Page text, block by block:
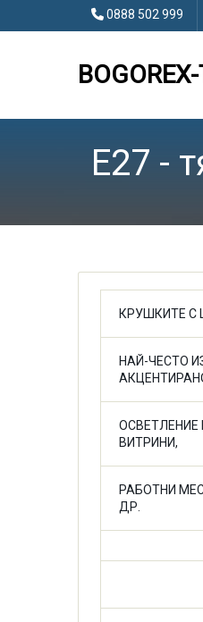
0888 502 999
E27 -
КРУШКИТЕ С
НАЙ-ЧЕСТО
ВИТРИНИ,
РАБОТНИ
ДР.